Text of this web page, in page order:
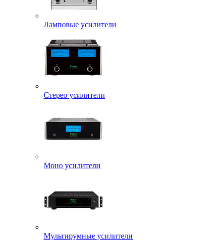
Ламповые усилители
Стерео усилители
Моно усилители
Мультирумные усилители